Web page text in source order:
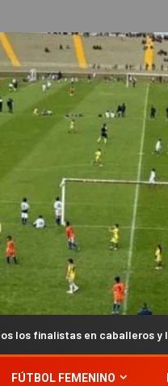
y los semifinalistas en damas
FÚTBOL FEMENINO